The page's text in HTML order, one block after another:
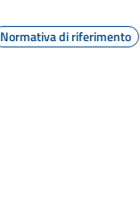
Normativa di riferimento